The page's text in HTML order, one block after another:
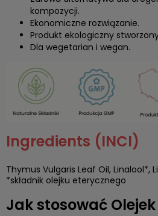
kompozycji.
Ekonomiczne rozwiązanie.
Produkt ekologiczny
Dla wegetarian i wegan.
Ingredients (INCI)
Thymus Vulgaris Leaf Oil, Linalool*,
*składnik olejku eterycznego
Jak stosować